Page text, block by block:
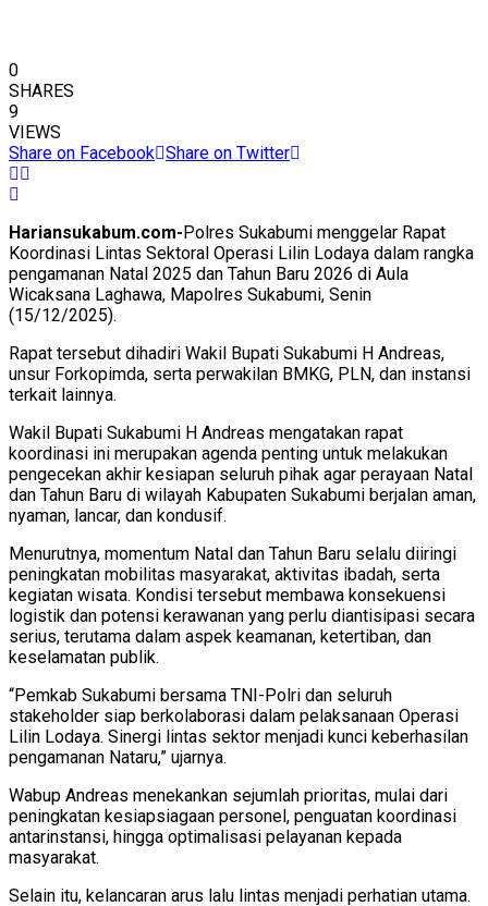
0
SHARES
9
VIEWS
Share on Facebook Share on Twitter
Hariansukabum.com-Polres Sukabumi menggelar Rapat
Koordinasi Lintas Sektoral Operasi Lilin Lodaya dalam rangka
pengamanan Natal 2025 dan Tahun Baru 2026 di Aula
Wicaksana Laghawa, Mapolres Sukabumi, Senin
(15/12/2025).
Rapat tersebut dihadiri Wakil Bupati Sukabumi H Andreas,
unsur Forkopimda, serta perwakilan BMKG, PLN, dan instansi
terkait lainnya.
Wakil Bupati Sukabumi H Andreas mengatakan rapat
koordinasi ini merupakan agenda penting untuk melakukan
pengecekan akhir kesiapan seluruh pihak agar perayaan Natal
dan Tahun Baru di wilayah Kabupaten Sukabumi berjalan aman,
nyaman, lancar, dan kondusif.
Menurutnya, momentum Natal dan Tahun Baru selalu diiringi
peningkatan mobilitas masyarakat, aktivitas ibadah, serta
kegiatan wisata. Kondisi tersebut membawa konsekuensi
logistik dan potensi kerawanan yang perlu diantisipasi secara
serius, terutama dalam aspek keamanan, ketertiban, dan
keselamatan publik.
“Pemkab Sukabumi bersama TNI-Polri dan seluruh
stakeholder siap berkolaborasi dalam pelaksanaan Operasi
Lilin Lodaya. Sinergi lintas sektor menjadi kunci keberhasilan
pengamanan Nataru,” ujarnya.
Wabup Andreas menekankan sejumlah prioritas, mulai dari
peningkatan kesiapsiagaan personel, penguatan koordinasi
antarinstansi, hingga optimalisasi pelayanan kepada
masyarakat.
Selain itu, kelancaran arus lalu lintas menjadi perhatian utama.